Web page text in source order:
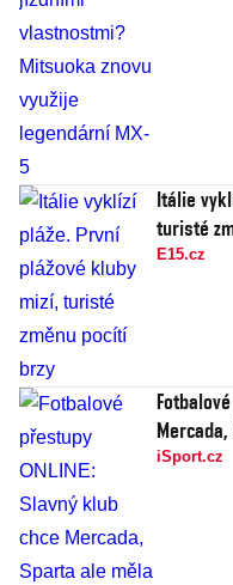
Itálie
turisté
E15.cz
iSport.cz